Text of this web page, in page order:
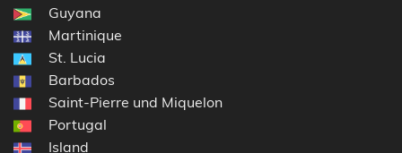
Guyana
Martinique
St. Lucia
Barbados
Saint-Pierre und Miquelon
Portugal
Island